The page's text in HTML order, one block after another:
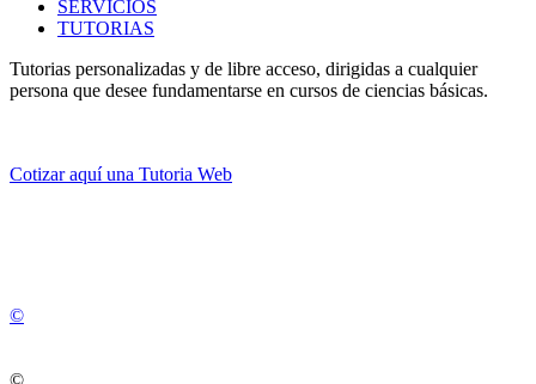
SERVICIOS
TUTORIAS
Tutorias personalizadas y de libre acceso, dirigidas a cualquier
persona que desee fundamentarse en cursos de ciencias básicas.
Cotizar aquí una Tutoria Web
©